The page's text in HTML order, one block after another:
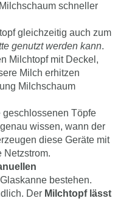
schneller
gleichzeitig auch zum
genutzt werden kann.
Milchtopf mit Deckel,
Milch erhitzen
Milchschaum
Töpfe
wissen, wann der
diese Geräte mit
Netzstrom.
bestehen.
Der Milchtopf lässt